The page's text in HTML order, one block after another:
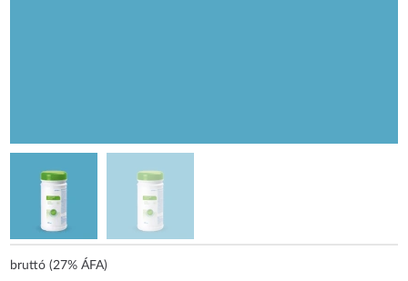
bruttó (27% ÁFA)